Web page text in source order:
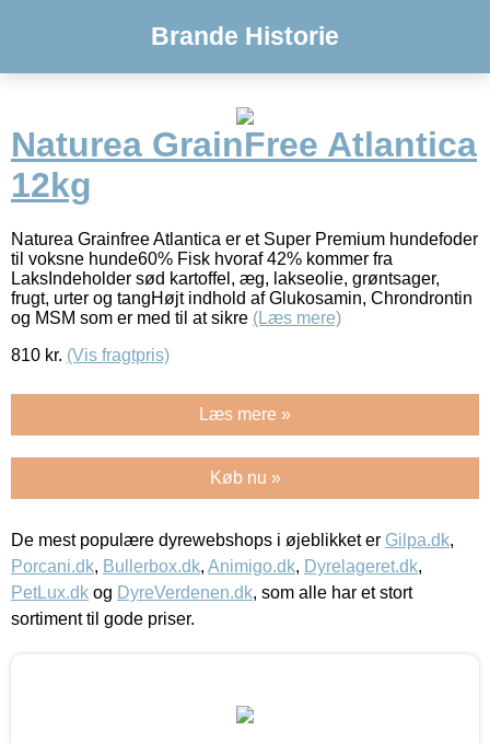
Brande Historie
Naturea GrainFree Atlantica
12kg
Naturea Grainfree Atlantica er et Super Premium hundefoder
til voksne hunde60% Fisk hvoraf 42% kommer fra
LaksIndeholder sød kartoffel, æg, lakseolie, grøntsager,
frugt, urter og tangHøjt indhold af Glukosamin, Chrondrontin
og MSM som er med til at sikre (Læs mere)
810 kr. (Vis fragtpris)
Læs mere »
Køb nu »
De mest populære dyrewebshops i øjeblikket er Gilpa.dk,
Porcani.dk, Bullerbox.dk, Animigo.dk, Dyrelageret.dk,
PetLux.dk og DyreVerdenen.dk, som alle har et stort
sortiment til gode priser.